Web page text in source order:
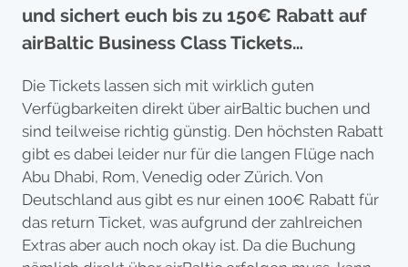
und sichert euch bis zu 150€ Rabatt auf
airBaltic Business Class Tickets…
Die Tickets lassen sich mit wirklich guten
Verfügbarkeiten direkt über airBaltic buchen und
sind teilweise richtig günstig. Den höchsten Rabatt
gibt es dabei leider nur für die langen Flüge nach
Abu Dhabi, Rom, Venedig oder Zürich. Von
Deutschland aus gibt es nur einen 100€ Rabatt für
das return Ticket, was aufgrund der zahlreichen
Extras aber auch noch okay ist. Da die Buchung